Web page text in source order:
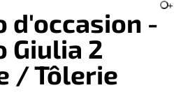
d'occasion -
Giulia 2
/ Tôlerie
+